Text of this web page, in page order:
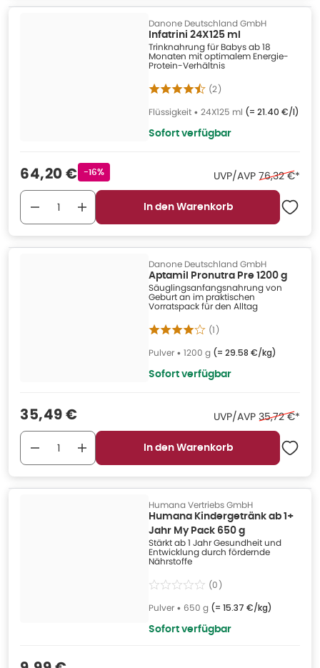
Danone Deutschland GmbH
Infatrini 24X125 ml
Trinknahrung für Babys ab 18
Monaten mit optimalem Energie-
Protein-Verhältnis
(2)
Flüssigkeit • 24X125 ml (= 21.40 €/l)
Sofort verfügbar
Verkaufspreis
64,20 € Rabattstempel
-16% UVP/AVP Ehemaliger
76,32 €*
In den Warenkorb
Danone Deutschland GmbH
Aptamil Pronutra Pre 1200 g
Säuglingsanfangsnahrung von
Geburt an im praktischen
Vorratspack für den Alltag
(1)
Pulver • 1200 g (= 29.58 €/kg)
Sofort verfügbar
Verkaufspreis
35,49 € UVP/AVP Ehemaliger
35,72 €*
In den Warenkorb
Humana Vertriebs GmbH
Humana Kindergetränk ab 1+
Jahr My Pack 650 g
Stärkt ab 1 Jahr Gesundheit und
Entwicklung durch fördernde
Nährstoffe
(0)
Pulver • 650 g (= 15.37 €/kg)
Sofort verfügbar